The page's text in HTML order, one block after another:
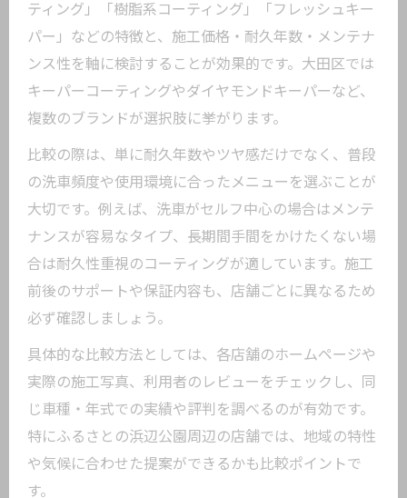
メンテナンス性に優れた一般車両用コー
ティング
ふるさとの浜辺公園周辺で評判の施工ポ
イント
カーコーティング後の洗車頻度と手順の
違い
施工後のメンテナンスサポートを重視し
よう
経年車向けコーティング施工時の注意点とコ
ツ
経年車におすすめのカーコーティング施
工法
塗装の状態に合わせた下地処理の大切さ
一般車両用コーティングで再生するツヤ
の秘密
ふるさとの浜辺公園周辺で実践される技
ティング」「樹脂系コーティング」「フレッシュキー
パー」などの特徴と、施工価格・耐久年数・メンテナ
ンス性を軸に検討することが効果的です。大田区では
キーパーコーティングやダイヤモンドキーパーなど、
複数のブランドが選択肢に挙がります。
比較の際は、単に耐久年数やツヤ感だけでなく、普段
の洗車頻度や使用環境に合ったメニューを選ぶことが
大切です。例えば、洗車がセルフ中心の場合はメンテ
ナンスが容易なタイプ、長期間手間をかけたくない場
合は耐久性重視のコーティングが適しています。施工
前後のサポートや保証内容も、店舗ごとに異なるため
必ず確認しましょう。
具体的な比較方法としては、各店舗のホームページや
実際の施工写真、利用者のレビューをチェックし、同
じ車種・年式での実績や評判を調べるのが有効です。
特にふるさとの浜辺公園周辺の店舗では、地域の特性
や気候に合わせた提案ができるかも比較ポイントで
す。